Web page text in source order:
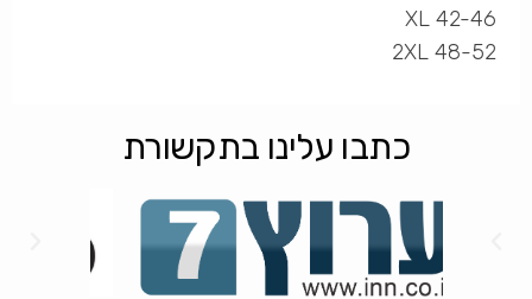
XL 42-46
2XL 48-52
כתבו עלינו בתקשורת